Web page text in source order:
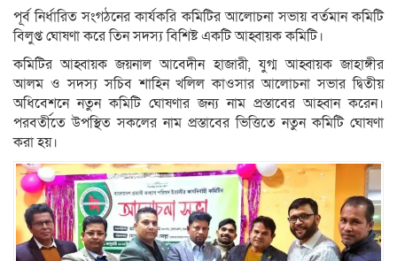
পূর্ব নির্ধারিত সংগঠনের কার্যকরি কমিটির আলোচনা সভায় বর্তমান কমিটি
বিলুপ্ত ঘোষণা করে তিন সদস্য বিশিষ্ট একটি আহ্বায়ক কমিটি।
কমিটির আহ্বায়ক জয়নাল আবেদীন হাজারী, যুগ্ম আহ্বায়ক জাহাঙ্গীর
আলম ও সদস্য সচিব শাহিন খলিল কাওসার আলোচনা সভার দ্বিতীয়
অধিবেশনে নতুন কমিটি ঘোষণার জন্য নাম প্রস্তাবের আহ্বান করেন।
পরবর্তীতে উপস্থিত সকলের নাম প্রস্তাবের ভিত্তিতে নতুন কমিটি ঘোষণা
করা হয়।